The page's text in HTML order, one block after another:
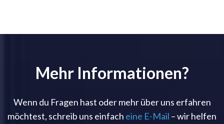
Mehr Informationen?
Wenn du Fragen hast oder mehr über uns erfahren
möchtest, schreib uns einfach eine E-Mail – wir helfen